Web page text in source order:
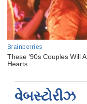
વેબસ્ટોરીઝ